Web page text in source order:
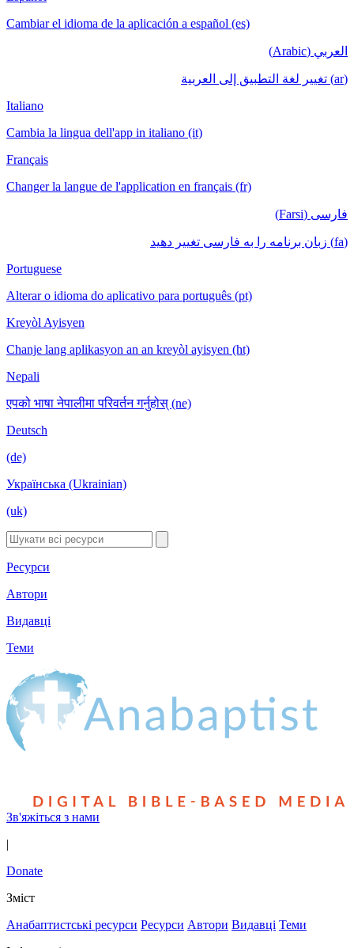
Cambiar el idioma de la aplicación a español (es)
العربي (Arabic)
(ar) تغيير لغة التطبيق إلى العربية
Italiano
Cambia la lingua dell'app in italiano (it)
Français
Changer la langue de l'application en français (fr)
فارسی (Farsi)
(fa) زبان برنامه را به فارسی تغییر دهید
Portuguese
Alterar o idioma do aplicativo para português (pt)
Kreyòl Ayisyen
Chanje lang aplikasyon an an kreyòl ayisyen (ht)
Nepali
एपको भाषा नेपालीमा परिवर्तन गर्नुहोस् (ne)
Deutsch
(de)
Українська (Ukrainian)
(uk)
Ресурси
Автори
Видавці
Теми
Зв'яжіться з нами
|
Donate
Зміст
Анабаптистські ресурси Ресурси Автори Видавці Теми